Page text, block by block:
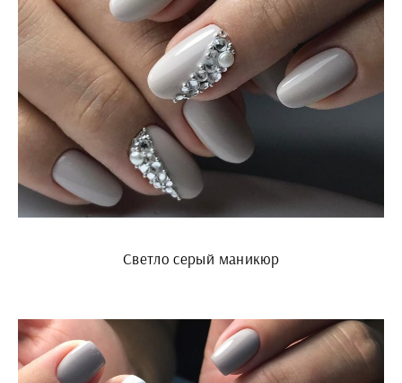
Светло серый маникюр